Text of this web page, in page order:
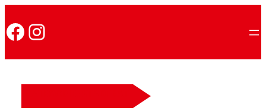
Facebook Instagram